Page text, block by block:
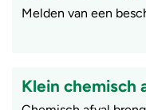
Melden van een
Klein chemisch